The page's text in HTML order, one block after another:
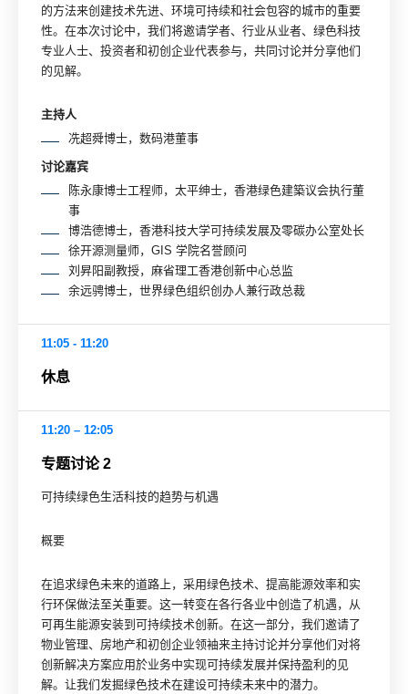
的方法来创建技术先进、环境可持续和社会包容的城市的重要
性。在本次讨论中，我们将邀请学者、行业从业者、绿色科技
专业人士、投资者和初创企业代表参与，共同讨论并分享他们
的见解。
主持人
冼超舜博士，数码港董事
讨论嘉宾
陈永康博士工程师，太平绅士，香港绿色建築议会执行董
事
博浩德博士，香港科技大学可持续发展及零碳办公室处长
徐开源测量师，GIS 学院名誉顾问
刘昇阳副教授，麻省理工香港创新中心总监
余远骋博士，世界绿色组织创办人兼行政总裁
11:05 - 11:20
休息
11:20 – 12:05
专题讨论 2
可持续绿色生活科技的趋势与机遇
概要
在追求绿色未来的道路上，采用绿色技术、提高能源效率和实
行环保做法至关重要。这一转变在各行各业中创造了机遇，从
可再生能源安装到可持续技术创新。在这一部分，我们邀请了
物业管理、房地产和初创企业领袖来主持讨论并分享他们对将
创新解决方案应用於业务中实现可持续发展并保持盈利的见
解。让我们发掘绿色技术在建设可持续未来中的潜力。